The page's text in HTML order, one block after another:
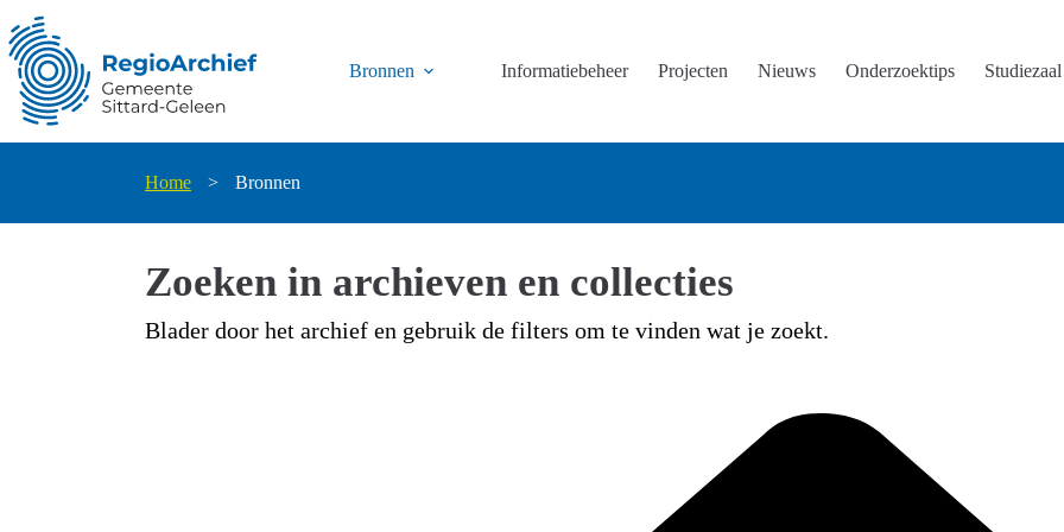
naar
de
inhoud
Bronnen Informatiebeheer Projecten Nieuws Onderzoektips Studiezaal
Home > Bronnen
Zoeken in archieven en collecties
Blader door het archief en gebruik de filters om te vinden wat je zoekt.